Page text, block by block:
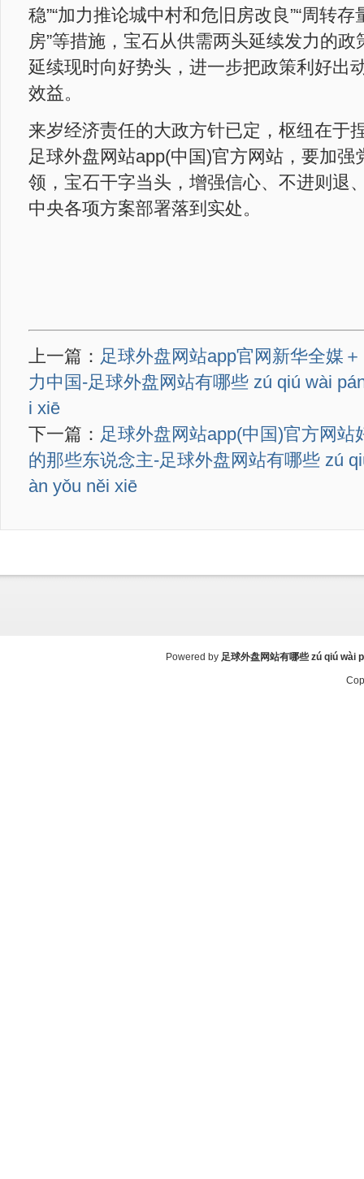
稳”“加力推论城中村和危旧房改良”“周转
房”等措施，宝石从供需两头延续发力的
延续现时向好势头，进一步把政策利好出
效益。
来岁经济责任的大政方针已定，枢纽在于
足球外盘网站app(中国)官方网站，要加强
领，宝石干字当头，增强信心、不进则退
中央各项方案部署落到实处。
上一篇： 足球外盘网站app官网新华全媒
力中国-足球外盘网站有哪些 zú qiú wài
i xiē
下一篇： 足球外盘网站app(中国)官方网站
的那些东说念主-足球外盘网站有哪些 zú
àn yǒu něi xiē
Powered by 足球外盘网站有哪些 zú qiú wài